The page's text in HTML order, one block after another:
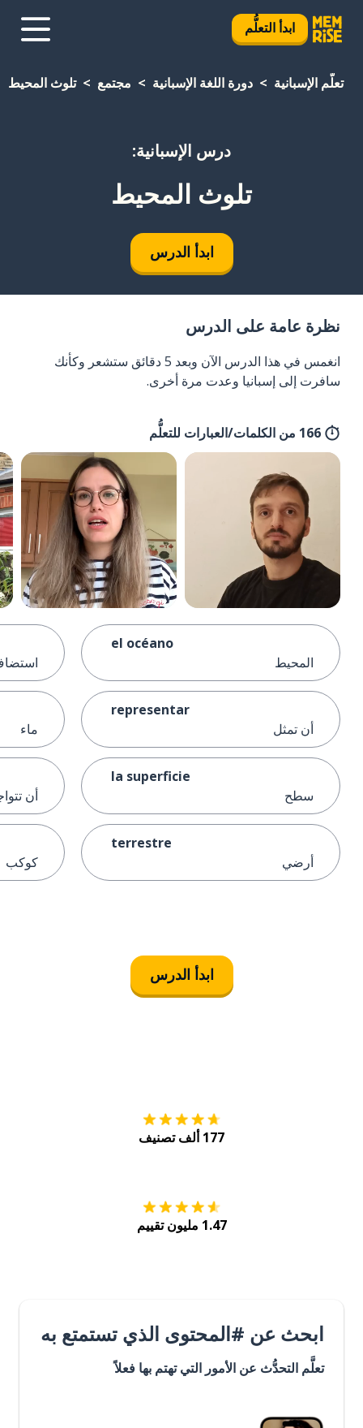
ابدأ التعلُّم
تعلَّم الإسبانية دورة اللغة الإسبانية مجتمع تلوث المحيط
درس الإسبانية:
تلوث المحيط
ابدأ الدرس
نظرة عامة على الدرس
انغمس في هذا الدرس الآن وبعد 5 دقائق ستشعر وكأنك
سافرت إلى إسبانيا وعدت مرة أخرى.
166 من الكلمات/العبارات للتعلُّم
el océano
المحيط
representar
أن تمثل
la superficie
سطح
terrestre
أرضي
ماء
أن
كوكب
ابدأ الدرس
177 ألف تصنيف
1.47 مليون تقييم
ابحث عن #المحتوى الذي تستمتع به
تعلَّم التحدُّث عن الأمور التي تهتم بها فعلاً